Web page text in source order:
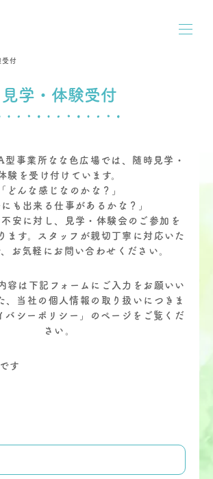
受付
見学・体験受付
型事業所なな色広場では、随時見学・
験を受け付けています。
「どんな感じなのかな？」
にも出来る仕事があるかな？」
安に対し、見学・体験会のご参加を
ます。
スタッフが親切丁寧に対応いた
、お気軽にお問い合わせください。
容は下記フォームにご入力をお願いい
、当社の個人情報の取り扱いにつきま
バシーポリシー 」のページをご覧くだ
さい。
す